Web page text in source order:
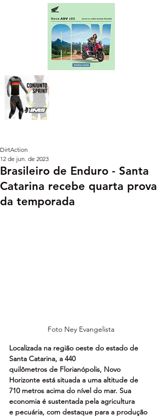
Brasileiro de Enduro - Santa
Catarina recebe quarta prova
da temporada
DirtAction
12 de jun. de 2023
Foto Ney Evangelista
Localizada na região oeste do estado de
Santa Catarina, a 440
quilômetros de Florianópolis, Novo
Horizonte está situada a uma altitude de
710 metros acima do nível do mar. Sua
economia é sustentada pela agricultura
e pecuária, com destaque para a produção